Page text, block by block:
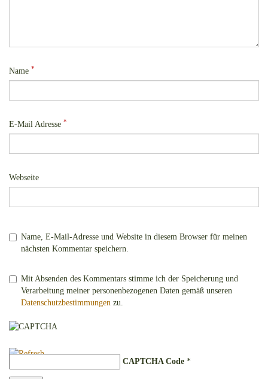
Name *
E-Mail Adresse *
Webseite
Name, E-Mail-Adresse und Website in diesem Browser für meinen
nächsten Kommentar speichern.
Mit Absenden des Kommentars stimme ich der Speicherung und
Verarbeitung meiner personenbezogenen Daten gemäß unseren
Datenschutzbestimmungen zu.
CAPTCHA Code *